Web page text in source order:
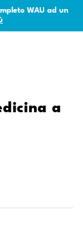
WAU ad un
a